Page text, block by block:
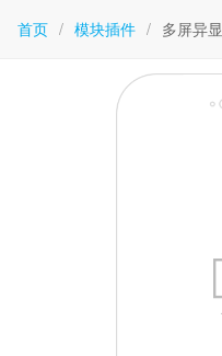
首页 / 模块插件 / 多屏异显